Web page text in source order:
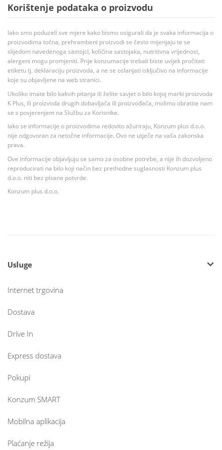
Korištenje podataka o proizvodu
Iako smo poduzeli sve mjere kako bismo osigurali da je svaka informacija o
proizvodima točna, prehrambeni proizvodi se često mijenjaju te se
slijedom navedenoga sastojci, količina sastojaka, nutritivna vrijednost,
alergeni mogu promjeniti. Prije konzumacije trebali biste uvijek pročitati
etiketu tj. deklaraciju proizvoda, a ne se oslanjati isključivo na informacije
koje su objavljene na web stranici.
Ukoliko imate bilo kakvih pitanja ili želite savjet o bilo kojoj marki proizvoda
K Plus, ili proizvoda drugih dobavljača ili proizvođača, molimo obratite nam
se s povjerenjem na Službu za Korisnike.
Iako se informacije o proizvodima redovito ažuriraju, Konzum plus d.o.o.
nije odgovoran za netočne informacije. Ovo ne utječe na vaša zakonska
prava.
Ove informacije objavljuju se samo za osobne potrebe, a nije ih dozvoljeno
reproducirati na bilo koji način bez prethodne suglasnosti Konzum plus
d.o.o. niti bez pisane potvrde.
Konzum plus d.o.o.
Usluge
Internet trgovina
Dostava
Drive In
Express dostava
Pokupi
Konzum SMART
Mobilna aplikacija
Plaćanje režija